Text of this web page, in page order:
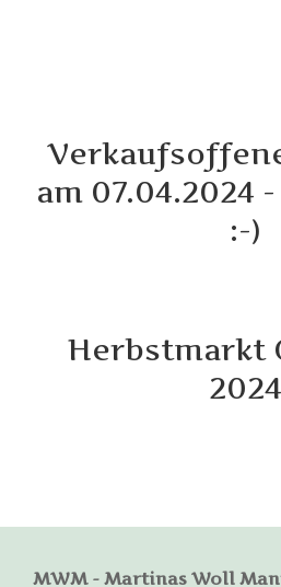
am 07.04.2024
:-)
Herbstmarkt
2024
MWM - Martinas Woll